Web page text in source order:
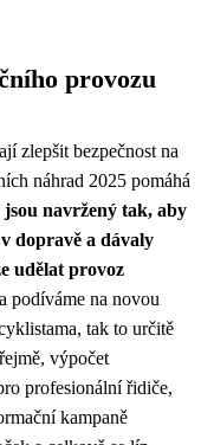
provozu
zlepšit bezpečnost na
náhrad 2025 pomáhá
navržený tak, aby
dopravě a dávaly
udělat provoz
podíváme na novou
tak to určitě
výpočet
profesionální řidiče,
kampaně